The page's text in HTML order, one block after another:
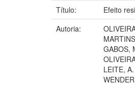
Título:
Efeito
Autoria:
GABOS,
LEITE, A.